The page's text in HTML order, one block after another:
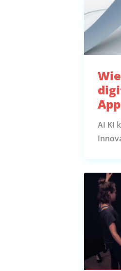
App
AI KI